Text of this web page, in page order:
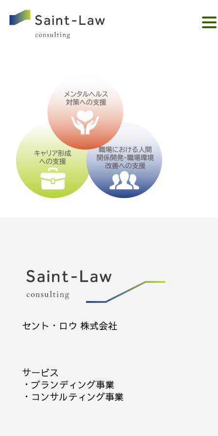
セント・ロウ 株式会社
サービス
・ ブランディング事業
・ コンサルティング事業
。。。。。。。。。。。。。